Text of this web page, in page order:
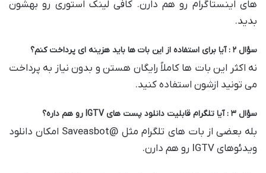
های اینستاگرام رو هم دارن. کافی لینک استوری رو بهشون
بدید.
سؤال ۲ : آیا برای استفاده از این بات ها باید هزینه ای پرداخت کنم؟
نه اکثر این بات ها کاملاً رایگان هستن و بدون نیاز به پرداخت
می تونید ازشون استفاده کنید.
سؤال ۳ : آیا تلگرام قابلیت دانلود پست های IGTV رو هم داره؟
بله بعضی از بات های تلگرام مثل @Saveasbot امکان دانلود
ویدئوهای IGTV رو هم دارن.